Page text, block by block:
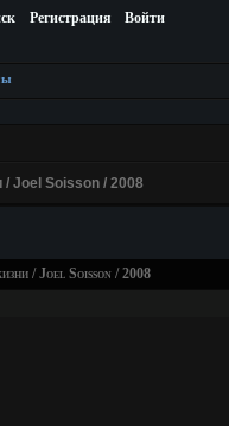
Регистрация Войти
Joel Soisson / 2008
/ Joel Soisson / 2008